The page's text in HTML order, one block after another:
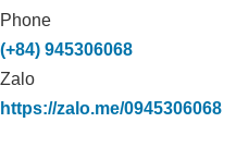
Phone
(+84) 945306068
Zalo
https://zalo.me/0945306068